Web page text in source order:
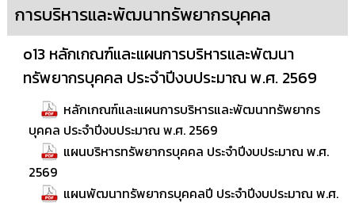
การบริหารและพัฒนาทรัพยากรบุคคล
o13 หลักเกณฑ์และแผนการบริหารและพัฒนา
ทรัพยากรบุคคล ประจำปีงบประมาณ พ.ศ. 2569
หลักเกณฑ์และแผนการบริหารและพัฒนาทรัพยากร
บุคคล ประจำปีงบประมาณ พ.ศ. 2569
แผนบริหารทรัพยากรบุคคล ประจำปีงบประมาณ พ.ศ.
2569
แผนพัฒนาทรัพยากรบุคคลปี ประจำปีงบประมาณ พ.ศ.